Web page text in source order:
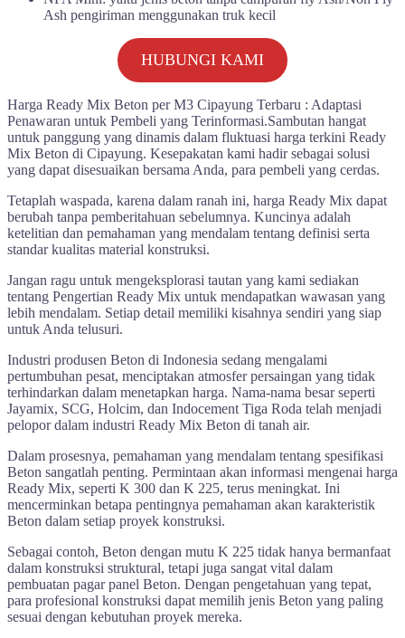
Ash pengiriman menggunakan truk kecil
HUBUNGI KAMI
Harga Ready Mix Beton per M3 Cipayung Terbaru : Adaptasi
Penawaran untuk Pembeli yang Terinformasi.Sambutan hangat
untuk panggung yang dinamis dalam fluktuasi harga terkini Ready
Mix Beton di Cipayung. Kesepakatan kami hadir sebagai solusi
yang dapat disesuaikan bersama Anda, para pembeli yang cerdas.
Tetaplah waspada, karena dalam ranah ini, harga Ready Mix dapat
berubah tanpa pemberitahuan sebelumnya. Kuncinya adalah
ketelitian dan pemahaman yang mendalam tentang definisi serta
standar kualitas material konstruksi.
Jangan ragu untuk mengeksplorasi tautan yang kami sediakan
tentang Pengertian Ready Mix untuk mendapatkan wawasan yang
lebih mendalam. Setiap detail memiliki kisahnya sendiri yang siap
untuk Anda telusuri.
Industri produsen Beton di Indonesia sedang mengalami
pertumbuhan pesat, menciptakan atmosfer persaingan yang tidak
terhindarkan dalam menetapkan harga. Nama-nama besar seperti
Jayamix, SCG, Holcim, dan Indocement Tiga Roda telah menjadi
pelopor dalam industri Ready Mix Beton di tanah air.
Dalam prosesnya, pemahaman yang mendalam tentang spesifikasi
Beton sangatlah penting. Permintaan akan informasi mengenai harga
Ready Mix, seperti K 300 dan K 225, terus meningkat. Ini
mencerminkan betapa pentingnya pemahaman akan karakteristik
Beton dalam setiap proyek konstruksi.
Sebagai contoh, Beton dengan mutu K 225 tidak hanya bermanfaat
dalam konstruksi struktural, tetapi juga sangat vital dalam
pembuatan pagar panel Beton. Dengan pengetahuan yang tepat,
para profesional konstruksi dapat memilih jenis Beton yang paling
sesuai dengan kebutuhan proyek mereka.